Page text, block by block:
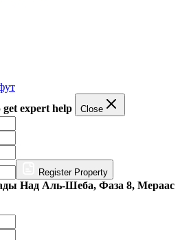
expert help
Close
Register Property
Над Аль-Шеба, Фаза 8, Мераас